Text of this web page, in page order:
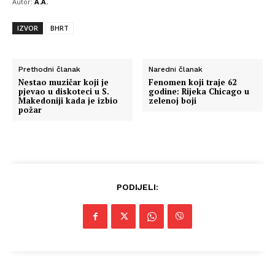
IZVOR BHRT
Prethodni članak
Nestao muzičar koji je
pjevao u diskoteci u S.
Makedoniji kada je izbio
požar
Naredni članak
Fenomen koji traje 62
godine: Rijeka Chicago u
zelenoj boji
PODIJELI: